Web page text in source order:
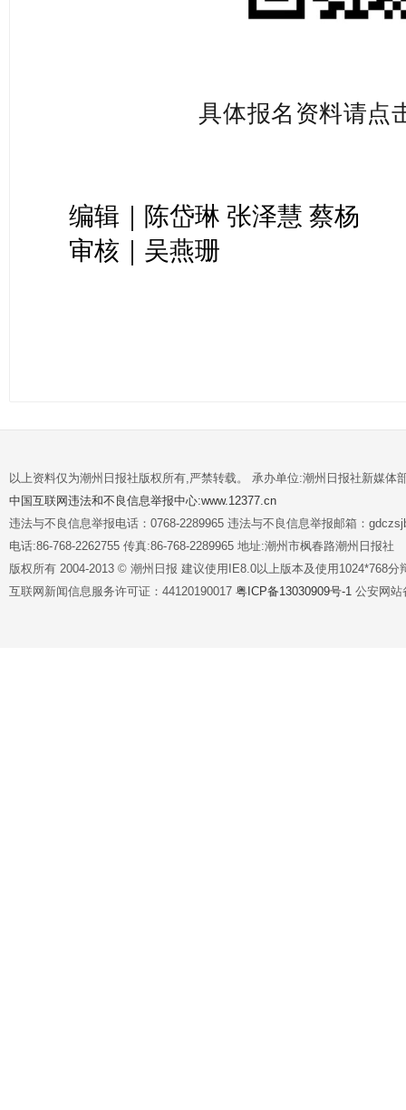
具体报名资料请点
编辑｜陈岱琳 张泽慧 蔡杨
审核｜吴燕珊
以上资料仅为潮州日报社版权所有,严禁转载。 承办单位:潮州日报社新媒体
中国互联网违法和不良信息举报中心:www.12377.cn
违法与不良信息举报电话：0768-2289965 违法与不良信息举报邮箱：
电话:86-768-2262755 传真:86-768-2289965 地址:潮州市枫春路潮州日报社
版权所有 2004-2013 © 潮州日报 建议使用IE8.0以上版本及使用1024*768分
互联网新闻信息服务许可证：44120190017 粤ICP备13030909号-1 公安网站